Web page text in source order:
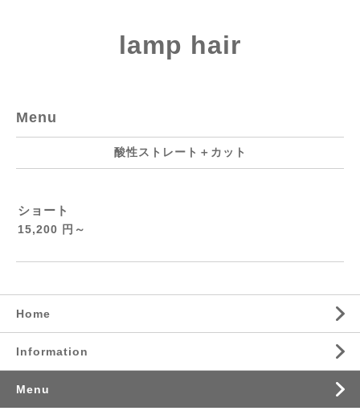
lamp hair
Menu
酸性ストレート＋カット
ショート
15,200 円～
Home
Information
Menu